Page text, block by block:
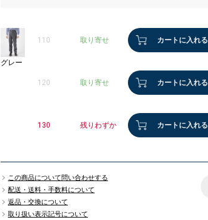
15: MODEL：118cm 着用サイズ：120
グレー
110 取り寄せ カートに入れる
120 取り寄せ カートに入れる
130 残りわずか カートに入れる
この商品について問い合わせする
配送・送料・手数料について
返品・交換について
取り扱い表示記号について